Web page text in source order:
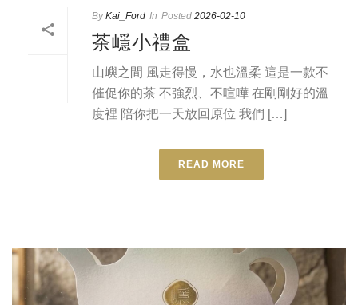
By Kai_Ford In Posted 2026-02-10
茶嶾小禮盒
山嶼之間 風走得慢，水也溫柔 這是一款不
催促你的茶 不強烈、不喧嘩 在剛剛好的溫
度裡 陪你把一天放回原位 我們 […]
READ MORE